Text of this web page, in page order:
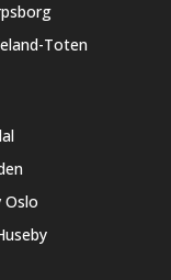
Toten
Oslo